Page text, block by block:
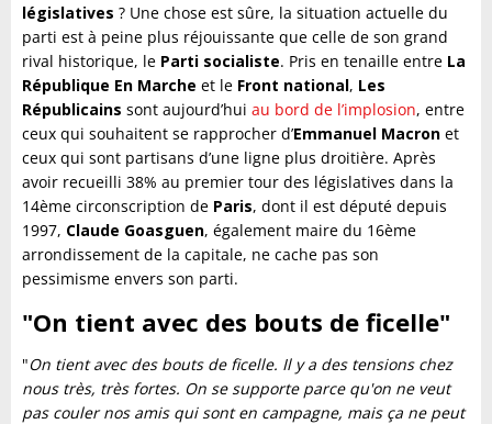
législatives ? Une chose est sûre, la situation actuelle du
parti est à peine plus réjouissante que celle de son grand
rival historique, le Parti socialiste. Pris en tenaille entre La
République En Marche et le Front national, Les
Républicains sont aujourd’hui au bord de l’implosion, entre
ceux qui souhaitent se rapprocher d’Emmanuel Macron et
ceux qui sont partisans d’une ligne plus droitière. Après
avoir recueilli 38% au premier tour des législatives dans la
14ème circonscription de Paris, dont il est député depuis
1997, Claude Goasguen, également maire du 16ème
arrondissement de la capitale, ne cache pas son
pessimisme envers son parti.
"On tient avec des bouts de ficelle"
"On tient avec des bouts de ficelle. Il y a des tensions chez
nous très, très fortes. On se supporte parce qu'on ne veut
pas couler nos amis qui sont en campagne, mais ça ne peut